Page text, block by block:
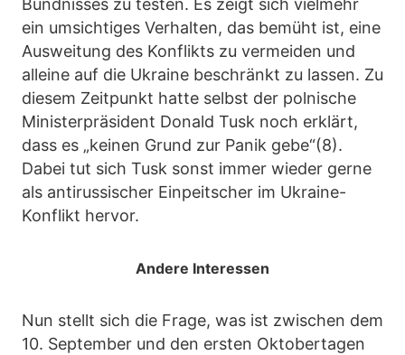
Bündnisses zu testen. Es zeigt sich vielmehr
ein umsichtiges Verhalten, das bemüht ist, eine
Ausweitung des Konflikts zu vermeiden und
alleine auf die Ukraine beschränkt zu lassen. Zu
diesem Zeitpunkt hatte selbst der polnische
Ministerpräsident Donald Tusk noch erklärt,
dass es „keinen Grund zur Panik gebe“(8).
Dabei tut sich Tusk sonst immer wieder gerne
als antirussischer Einpeitscher im Ukraine-
Konflikt hervor.
Andere Interessen
Nun stellt sich die Frage, was ist zwischen dem
10. September und den ersten Oktobertagen